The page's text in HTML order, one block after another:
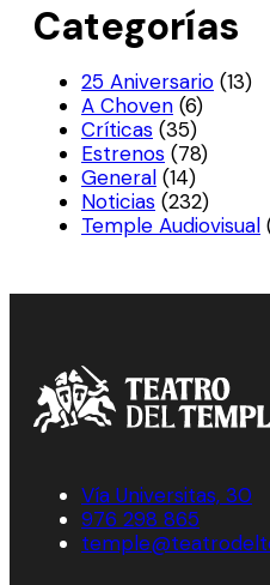
Categorías
25 Aniversario (13)
A Choven (6)
Críticas (35)
Estrenos (78)
General (14)
Noticias (232)
Temple Audiovisual
Vía Universitas, 30
976 298 865